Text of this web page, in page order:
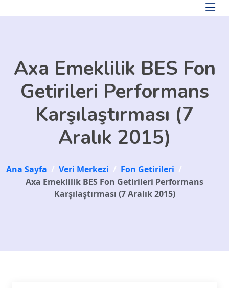
Axa Emeklilik BES Fon
Getirileri Performans
Karşılaştırması (7
Aralık 2015)
Ana Sayfa / Veri Merkezi / Fon Getirileri /
Axa Emeklilik BES Fon Getirileri Performans
Karşılaştırması (7 Aralık 2015)